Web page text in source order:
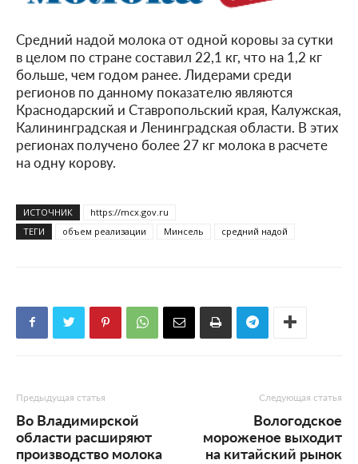
Средний надой молока от одной коровы за сутки
в целом по стране составил 22,1 кг, что на 1,2 кг
больше, чем годом ранее. Лидерами среди
регионов по данному показателю являются
Краснодарский и Ставропольский края, Калужская,
Калининградская и Ленинградская области. В этих
регионах получено более 27 кг молока в расчете
на одну корову.
ИСТОЧНИК
https://mcx.gov.ru
ТЕГИ
объем реализации Минсель средний надой
Предыдущая статья
Во Владимирской
области расширяют
производство молока
Следующая статья
Вологодское
мороженое выходит
на китайский рынок